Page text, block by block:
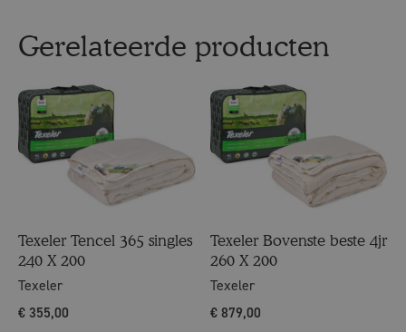
Gerelateerde producten
Texeler Tencel 365 singles
240 X 200
Texeler
€ 355,00
Texeler Bovenste beste 4jr
260 X 200
Texeler
€ 879,00